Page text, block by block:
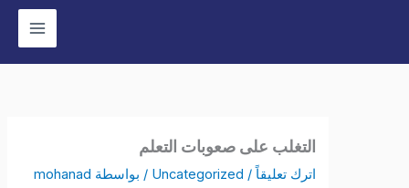
التغلب على صعوبات التعلم
اترك تعليقاً /
Uncategorized/ بواسطة mohanad